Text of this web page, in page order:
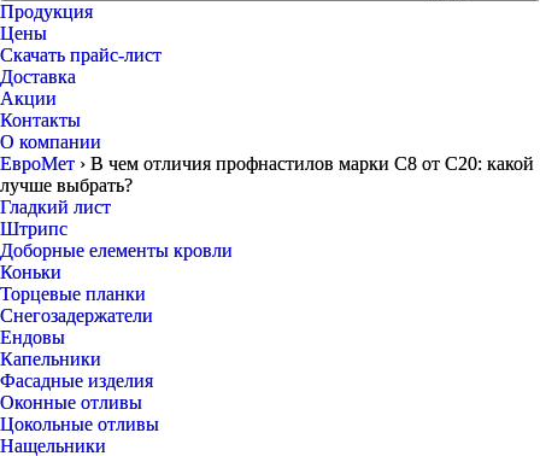
Продукция
Цены
Скачать прайс-лист
Доставка
Акции
Контакты
О компании
ЕвроМет › В чем отличия профнастилов марки С8 от С20: какой
лучше выбрать?
Гладкий лист
Штрипс
Доборные елементы кровли
Коньки
Торцевые планки
Снегозадержатели
Ендовы
Капельники
Фасадные изделия
Оконные отливы
Цокольные отливы
Нащельники